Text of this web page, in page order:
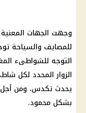
وجهت الجهات المعنية
للمصايف والسياحة
التوجه للشواطىء
الزوار المحدد لكل
يحدث تكدس، ومن
بشكل محمود.